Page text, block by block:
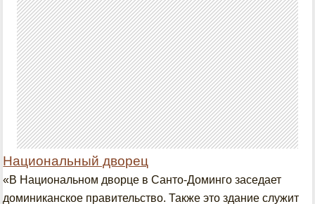
Национальный дворец
«В Национальном дворце в Санто-Доминго заседает
доминиканское правительство. Также это здание служит